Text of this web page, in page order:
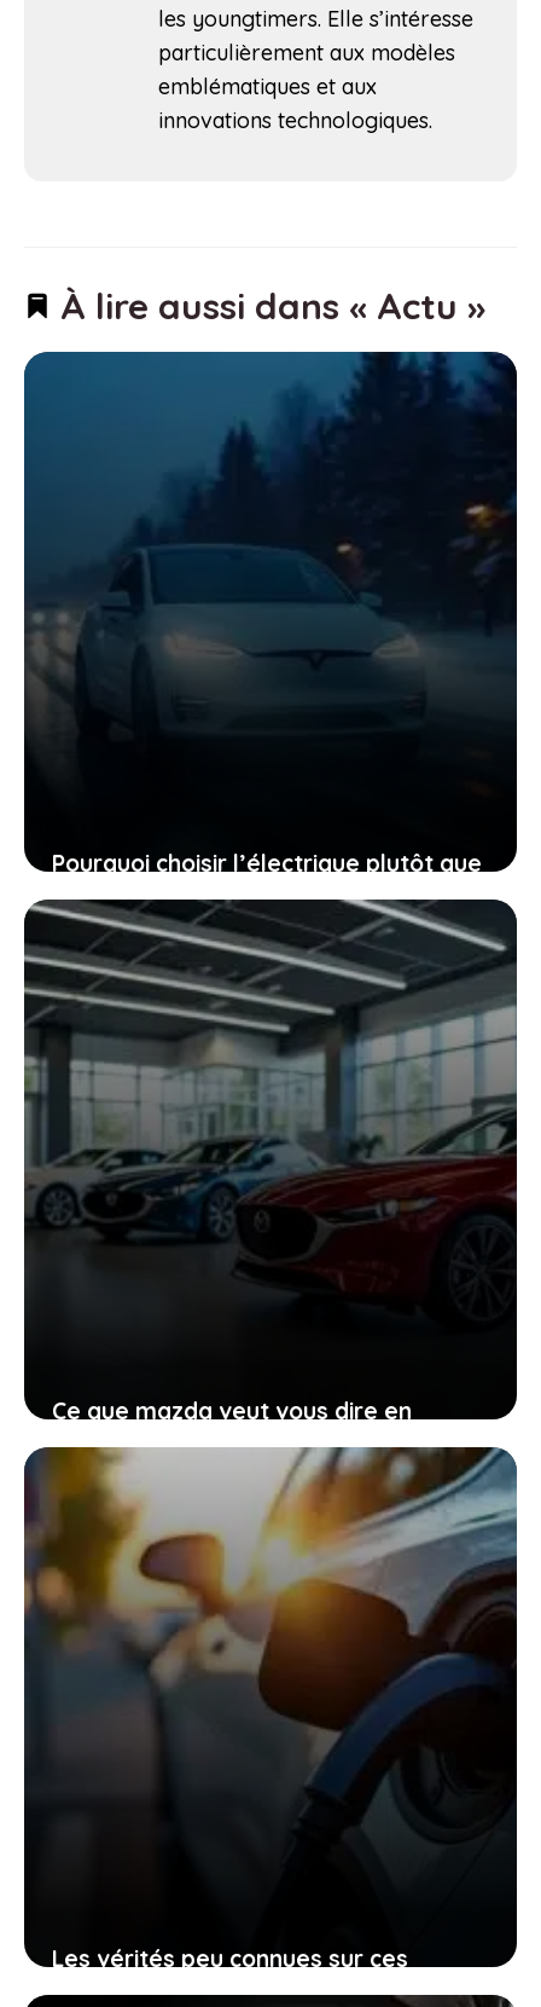
les youngtimers. Elle s’intéresse
particulièrement aux modèles
emblématiques et aux
innovations technologiques.
À lire aussi dans « Actu »
Pourquoi choisir l’électrique plutôt que
le diesel, même quand le mercure
chute à -40 °C
27 janvier 2026
Ce que mazda veut vous dire en
renonçant provisoirement à
l’électrique total
27 janvier 2026
Les vérités peu connues sur ces
voitures électriques françaises